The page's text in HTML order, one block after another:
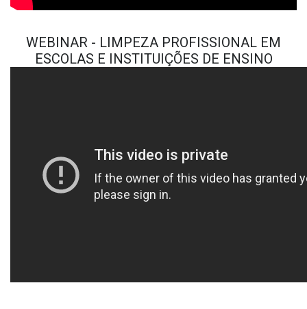
WEBINAR - LIMPEZA PROFISSIONAL EM
ESCOLAS E INSTITUIÇÕES DE ENSINO